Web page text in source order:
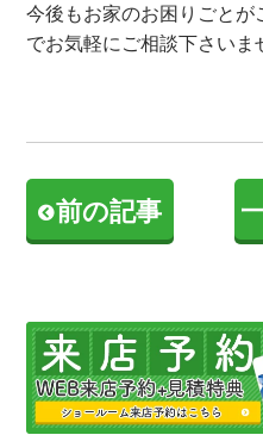
今後もお家のお困りごとが
でお気軽にご相談下さいま
前の記事